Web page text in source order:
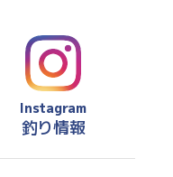
Instagram
釣り情報